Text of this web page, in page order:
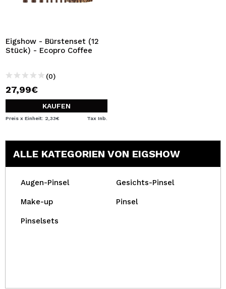
Eigshow - Bürstenset (12
Stück) - Ecopro Coffee
(0)
27,99€
KAUFEN
Preis x Einheit: 2,33€ Tax Inb.
ALLE KATEGORIEN VON EIGSHOW
Augen-Pinsel Gesichts-Pinsel
Make-up Pinsel
Pinselsets